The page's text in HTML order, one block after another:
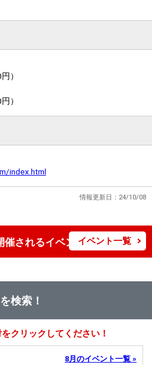
）
）
index.html
情報更新日：24/10/08
催されるイベント情報イベント一覧
検索！
クリックしてください！
8月のイベント一覧 »